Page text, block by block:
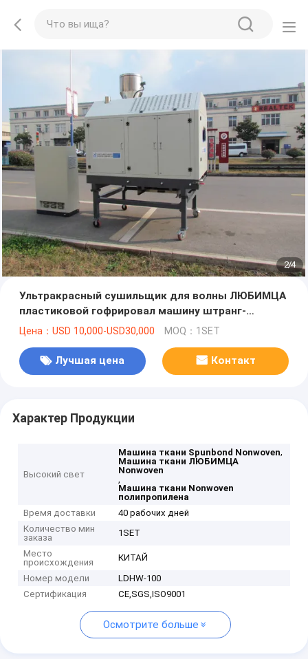
2/4
Ультракрасный сушильщик для волны ЛЮБИМЦА
пластиковой гофрировал машину штранг-
прессования черепицы, окончательную влагу
Цена：USD 10,000-USD30,000 MOQ：1SET
Лучшая цена Контакт
Характер Продукции
Высокий свет
Машина ткани Spunbond Nonwoven,
Машина ткани ЛЮБИМЦА
Nonwoven
,
Машина ткани Nonwoven
полипропилена
Время доставки
40 рабочих дней
Количество мин
заказа
1SET
Место
происхождения
КИТАЙ
Номер модели
LDHW-100
Сертификация
CE,SGS,ISO9001
Осмотрите больше